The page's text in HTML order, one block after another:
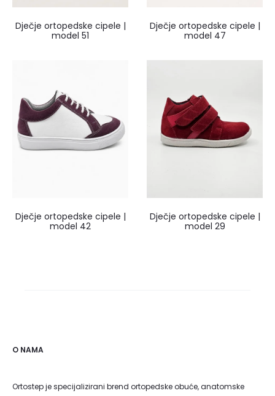
Dječje ortopedske cipele |
model 51
Dječje ortopedske cipele |
model 47
Dječje ortopedske cipele |
model 42
Dječje ortopedske cipele |
model 29
O NAMA
Ortostep je specijalizirani brend ortopedske obuće, anatomske